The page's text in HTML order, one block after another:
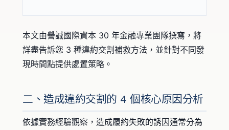
本文由譽誠國際資本 30 年金融專業團隊撰寫，將
詳盡告訴您 3 種違約交割補救方法，並針對不同發
現時間點提供處置策略。
二、造成違約交割的 4 個核心原因分析
依據實務經驗觀察，造成履約失敗的誘因通常分為